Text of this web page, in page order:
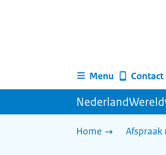
Menu Contact
Home Afspraak